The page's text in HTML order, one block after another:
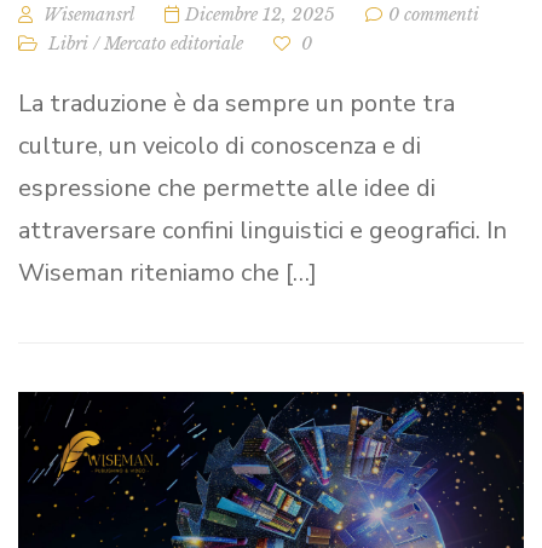
Wisemansrl Dicembre 12, 2025
0 commenti
Libri /Mercato editoriale 0
La traduzione è da sempre un ponte tra
culture, un veicolo di conoscenza e di
espressione che permette alle idee di
attraversare confini linguistici e geografici. In
Wiseman riteniamo che […]